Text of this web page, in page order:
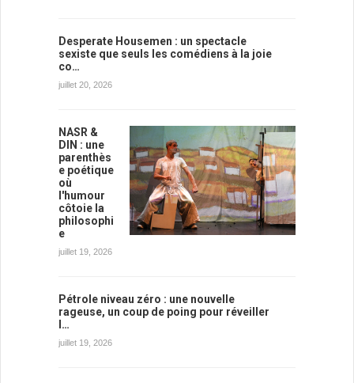
Desperate Housemen : un spectacle
sexiste que seuls les comédiens à la joie
co…
juillet 20, 2026
NASR &
DIN : une
parenthès
e poétique
où
l'humour
côtoie la
philosophi
e
juillet 19, 2026
Pétrole niveau zéro : une nouvelle
rageuse, un coup de poing pour réveiller
l…
juillet 19, 2026